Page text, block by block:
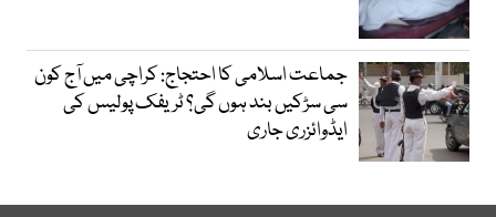
جماعت اسلامی کا احتجاج: کراچی میں آج کون
سی سڑکیں بند ہوں گی؟ ٹریفک پولیس کی
ایڈوائزری جاری